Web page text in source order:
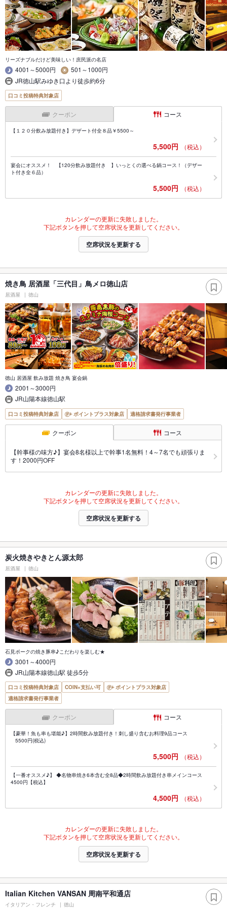
リーズナブルだけど美味しい！庶民派の名店
4001～5000円
501～1000円
JR徳山駅みゆき口より徒歩約6分
口コミ投稿特典対象店
クーポン コース
【１２０分飲み放題付き】デザート付全８品￥5500～
5,500円 （税込）
宴会にオススメ！ 【120分飲み放題付き 】いっとくの選べる鍋コース！（デザー
ト付き全６品）
5,500円 （税込）
カレンダーの更新に失敗しました。
下記ボタンを押して空席状況を更新してください。
空席状況を更新する
焼き鳥 居酒屋「三代目」鳥メロ徳山店
居酒屋 徳山
徳山 居酒屋 飲み放題 焼き鳥 宴会鍋
2001～3000円
JR山陽本線徳山駅
口コミ投稿特典対象店 ポイントプラス対象店 適格請求書発行事業者
クーポン コース
【幹事様の味方♪】宴会8名様以上で幹事1名無料！4～7名でも頑張りま
す！2000円OFF
カレンダーの更新に失敗しました。
下記ボタンを押して空席状況を更新してください。
空席状況を更新する
炭火焼きやきとん源太郎
居酒屋 徳山
石見ポークの焼き豚串♪こだわりを楽しむ★
3001～4000円
JR山陽本線徳山駅 徒歩5分
口コミ投稿特典対象店 COIN+支払い可
ポイントプラス対象店
適格請求書発行事業者
クーポン コース
【豪華！魚も串も堪能♪】2時間飲み放題付き！刺し盛り含むお料理9品コース
5500円(税込)
5,500円 （税込）
【一番オススメ♪】 ◆名物串焼き6本含む全8品◆2時間飲み放題付き串メインコース
4500円【税込】
4,500円 （税込）
カレンダーの更新に失敗しました。
下記ボタンを押して空席状況を更新してください。
空席状況を更新する
Italian Kitchen VANSAN 周南平和通店
イタリアン・フレンチ 徳山